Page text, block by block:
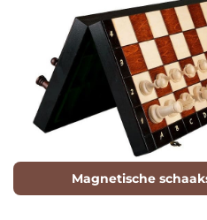
Magnetische